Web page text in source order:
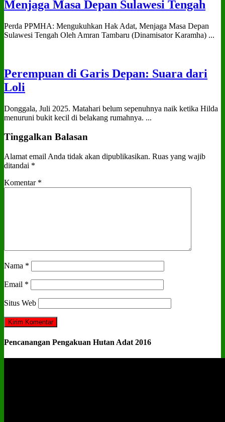
Menjaga Masa Depan Sulawesi Tengah
Perda PPMHA: Mengukuhkan Hak Adat, Menjaga Masa Depan
Sulawesi Tengah Oleh Amran Tambaru (Dinamisator Karamha) ...
Perempuan di Garis Depan: Suara dari
Loli
Donggala, Juli 2025. Matahari belum sepenuhnya naik ketika Hilda
menuruni bukit kecil di belakang rumahnya. ...
Tinggalkan Balasan
Alamat email Anda tidak akan dipublikasikan. Ruas yang wajib
ditandai *
Komentar *
Nama *
Email *
Situs Web
Pencanangan Pengakuan Hutan Adat 2016